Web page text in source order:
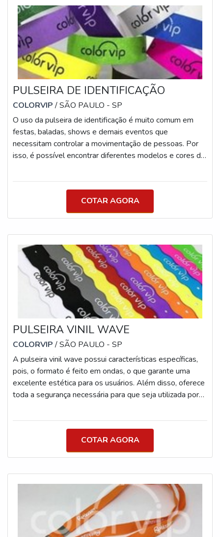
PULSEIRA DE IDENTIFICAÇÃO
COLORVIP/ SÃO PAULO - SP
O uso da pulseira de identificação é muito comum em
festas, baladas, shows e demais eventos que
necessitam controlar a movimentação de pessoas. Por
isso, é possível encontrar diferentes modelos e cores do
disso, o artefato é uma excelente opção para ser
utilizada como ingresso, pois podem ser produzidas com
QR CODES, o que muitas vezes facilita a entrada em
determinados eventos que possuem longas filas, por
COTAR AGORA
PULSEIRA VINIL WAVE
COLORVIP/ SÃO PAULO - SP
A pulseira vinil wave possui características específicas,
pois, o formato é feito em ondas, o que garante uma
excelente estética para os usuários. Além disso, oferece
toda a segurança necessária para que seja utilizada por
água, por exemplo.O QUE SÃO PULSEIRAS VINIL
WAVEA trava de segurança é a mesma dos demais
modelos das pulseiras de vinil, pois, o fechamento é
realizado com o auxílio de um botão e não pode ser
COTAR AGORA